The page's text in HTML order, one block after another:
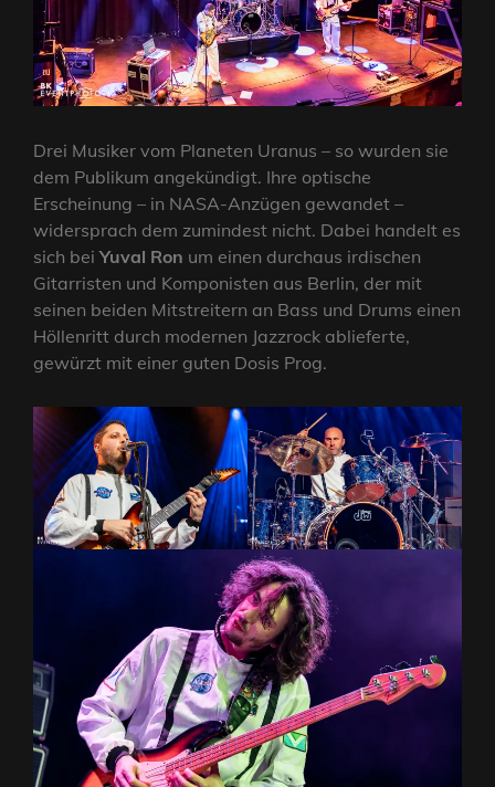
Drei Musiker vom Planeten Uranus – so wurden sie
dem Publikum angekündigt. Ihre optische
Erscheinung – in NASA-Anzügen gewandet –
widersprach dem zumindest nicht. Dabei handelt es
sich beiYuval Ron um einen durchaus irdischen
Gitarristen und Komponisten aus Berlin, der mit
seinen beiden Mitstreitern an Bass und Drums einen
Höllenritt durch modernen Jazzrock ablieferte,
gewürzt mit einer guten Dosis Prog.